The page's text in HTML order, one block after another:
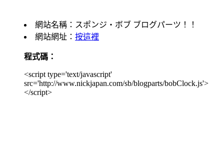
網站名稱：スポンジ・ボブ ブログパーツ！！
網站網址： 按這裡
程式碼：
<script type='text/javascript'
src='http://www.nickjapan.com/sb/blogparts/bobClock.js'>
</script>